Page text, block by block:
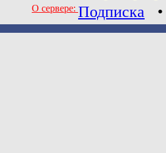
О сервере: Подписка •